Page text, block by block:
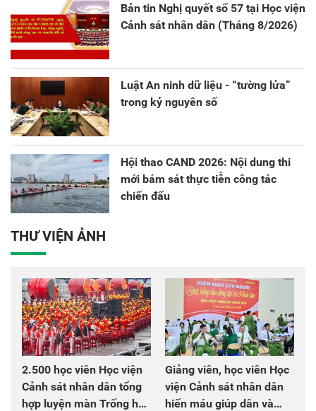
Bản tin Nghị quyết số 57 tại Học viện
Cảnh sát nhân dân (Tháng 8/2026)
Luật An ninh dữ liệu - “tường lửa”
trong kỷ nguyên số
Hội thao CAND 2026: Nội dung thi
mới bám sát thực tiễn công tác
chiến đấu
THƯ VIỆN ẢNH
2.500 học viên Học viện
Cảnh sát nhân dân tổng
hợp luyện màn Trống hội
Giảng viên, học viên Học
viện Cảnh sát nhân dân
hiến máu giúp dân và